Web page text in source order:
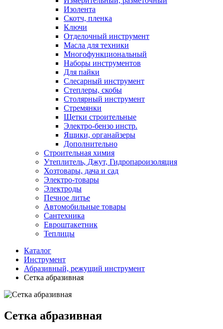
Изолента
Скотч, пленка
Ключи
Отделочный инструмент
Масла для техники
Многофункциональный
Наборы инструментов
Для пайки
Слесарный инструмент
Степлеры, скобы
Столярный инструмент
Стремянки
Щетки строительные
Электро-бензо инстр.
Ящики, органайзеры
Дополнительно
Строительная химия
Утеплитель, Джут, Гидропароизоляция
Хозтовары, дача и сад
Электро-товары
Электроды
Печное литье
Автомобильные товары
Сантехника
Евроштакетник
Теплицы
Каталог
Инструмент
Абразивный, режущий инструмент
Сетка абразивная
Сетка абразивная